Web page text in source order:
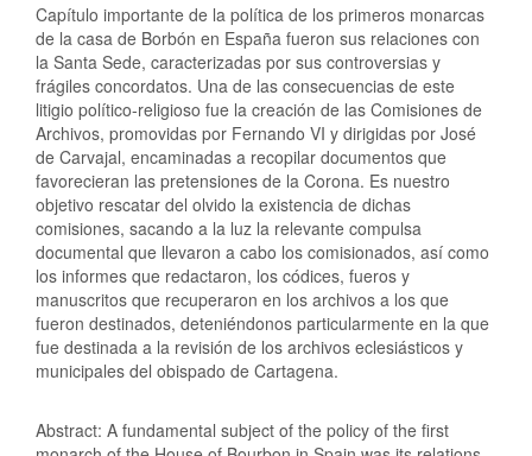
Capítulo importante de la política de los primeros monarcas
de la casa de Borbón en España fueron sus relaciones con
la Santa Sede, caracterizadas por sus controversias y
frágiles concordatos. Una de las consecuencias de este
litigio político-religioso fue la creación de las Comisiones de
Archivos, promovidas por Fernando VI y dirigidas por José
de Carvajal, encaminadas a recopilar documentos que
favorecieran las pretensiones de la Corona. Es nuestro
objetivo rescatar del olvido la existencia de dichas
comisiones, sacando a la luz la relevante compulsa
documental que llevaron a cabo los comisionados, así como
los informes que redactaron, los códices, fueros y
manuscritos que recuperaron en los archivos a los que
fueron destinados, deteniéndonos particularmente en la que
fue destinada a la revisión de los archivos eclesiásticos y
municipales del obispado de Cartagena.
Abstract: A fundamental subject of the policy of the first